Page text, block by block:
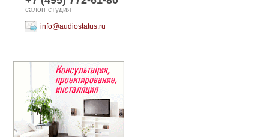
салон-студия
info@audiostatus.ru